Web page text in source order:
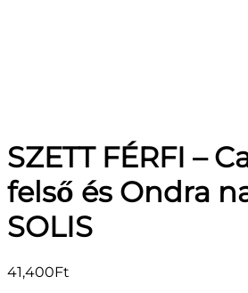
SZETT FÉRFI –
felső és Ondra
SOLIS
41,400Ft